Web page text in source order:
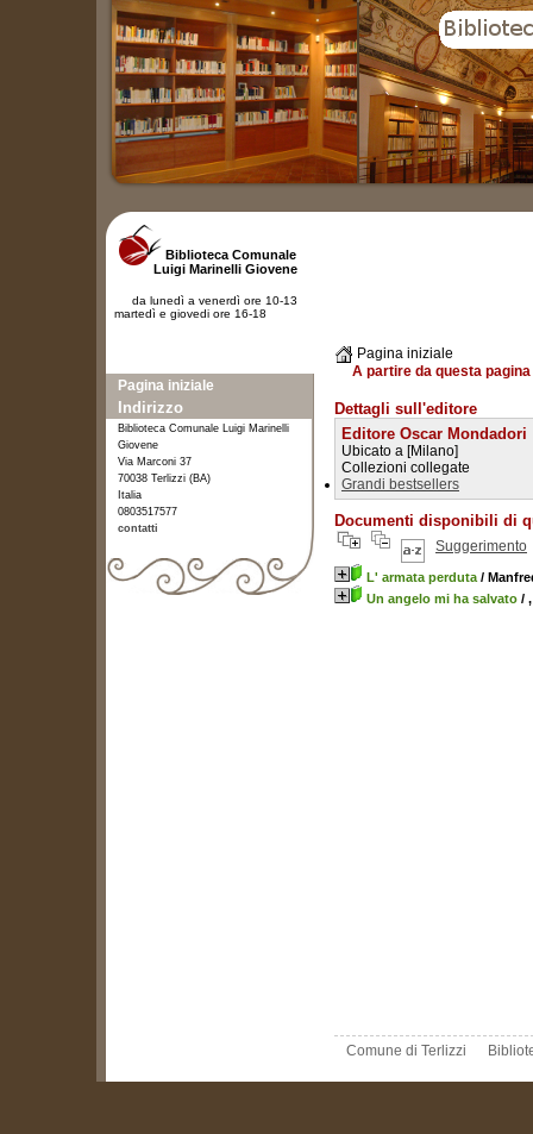
Pagina iniziale
A partire da questa
Dettagli sull'editore
Editore Oscar Mondadori
Ubicato a [Milano]
Collezioni collegate
Grandi bestsellers
Documenti disponibili di
Suggerimento
L' armata perduta /
Un angelo mi ha salvato /
Comune di Terlizzi
Biblioteca Comunale
Luigi Marinelli Giovene
da lunedì a venerdì ore 10-13
martedì e giovedi ore 16-18
Pagina iniziale
Indirizzo
Biblioteca Comunale Luigi Marinelli
Giovene
Via Marconi 37
70038 Terlizzi (BA)
Italia
0803517577
contatti